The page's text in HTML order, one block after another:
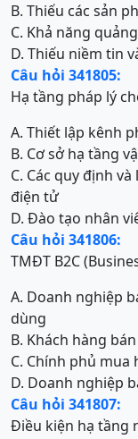
B. Thiếu các sản
C. Khả năng
D. Thiếu niềm tin
Câu hỏi 341805:
Hạ tầng pháp lý
A. Thiết lập kênh
B. Cơ sở hạ tầng
C. Các quy định
điện tử
D. Đào tạo nhân
Câu hỏi 341806:
TMĐT B2C
A. Doanh nghiệp
dùng
B. Khách hàng
C. Chính phủ
D. Doanh nghiệp
Câu hỏi 341807:
Điều kiện hạ tầng